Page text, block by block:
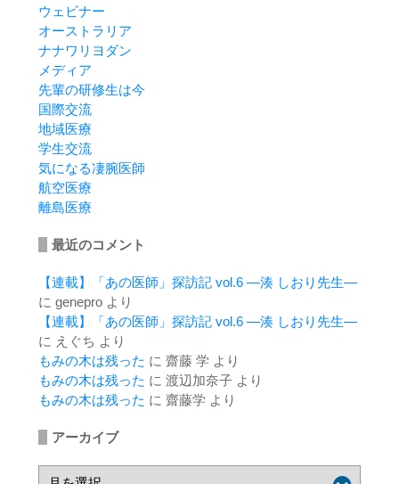
ウェビナー
オーストラリア
ナナワリヨダン
メディア
先輩の研修生は今
国際交流
地域医療
学生交流
気になる凄腕医師
航空医療
離島医療
最近のコメント
【連載】「あの医師」探訪記 vol.6 ―湊 しおり先生―
に geneproより
【連載】「あの医師」探訪記 vol.6 ―湊 しおり先生―
に えぐち より
もみの木は残った に 齋藤 学 より
もみの木は残った に 渡辺加奈子より
もみの木は残った に 齋藤学 より
アーカイブ